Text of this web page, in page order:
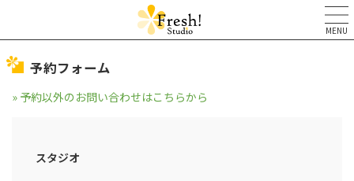
MENU
予約フォーム
» 予約以外のお問い合わせはこちらから
スタジオ